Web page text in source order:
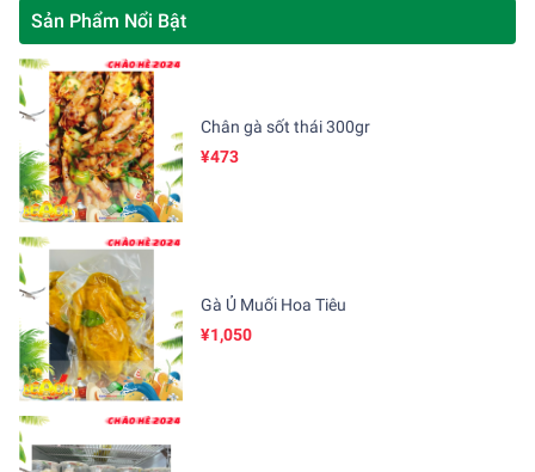
Sản Phẩm Nổi Bật
Chân gà sốt thái 300gr
¥473
Gà Ủ Muối Hoa Tiêu
¥1,050